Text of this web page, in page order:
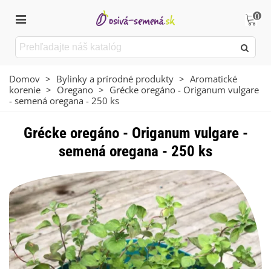
0
Domov > Bylinky a prírodné produkty > Aromatické
korenie > Oregano > Grécke oregáno - Origanum vulgare
- semená oregana - 250 ks
Grécke oregáno - Origanum vulgare -
semená oregana - 250 ks